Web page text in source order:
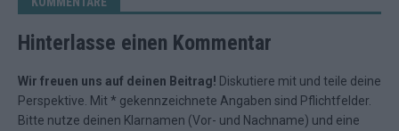
Hinterlasse einen Kommentar
Wir freuen uns auf deinen Beitrag! Diskutiere mit und teile deine
Perspektive. Mit * gekennzeichnete Angaben sind Pflichtfelder.
Bitte nutze deinen Klarnamen (Vor- und Nachname) und eine